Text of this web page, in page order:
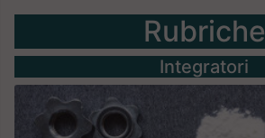
Rubriche
Integratori